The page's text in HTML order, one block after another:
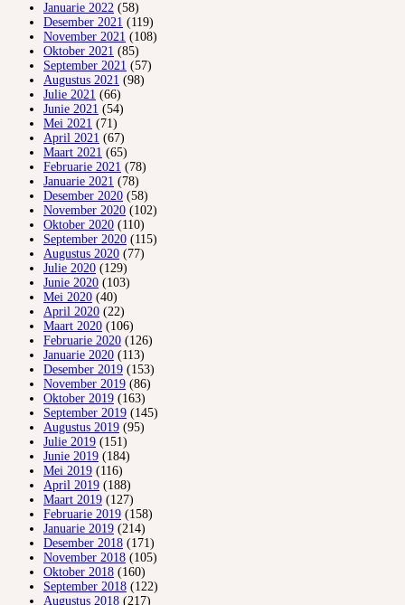
Januarie 2022 (58)
Desember 2021 (119)
November 2021 (108)
Oktober 2021 (85)
September 2021 (57)
Augustus 2021 (98)
Julie 2021 (66)
Junie 2021 (54)
Mei 2021 (71)
April 2021 (67)
Maart 2021 (65)
Februarie 2021 (78)
Januarie 2021 (78)
Desember 2020 (58)
November 2020 (102)
Oktober 2020 (110)
September 2020 (115)
Augustus 2020 (77)
Julie 2020 (129)
Junie 2020 (103)
Mei 2020 (40)
April 2020 (22)
Maart 2020 (106)
Februarie 2020 (126)
Januarie 2020 (113)
Desember 2019 (153)
November 2019 (86)
Oktober 2019 (163)
September 2019 (145)
Augustus 2019 (95)
Julie 2019 (151)
Junie 2019 (184)
Mei 2019 (116)
April 2019 (188)
Maart 2019 (127)
Februarie 2019 (158)
Januarie 2019 (214)
Desember 2018 (171)
November 2018 (105)
Oktober 2018 (160)
September 2018 (122)
Augustus 2018 (217)